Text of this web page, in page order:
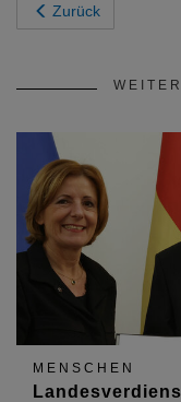
Zurück
MENSCHEN